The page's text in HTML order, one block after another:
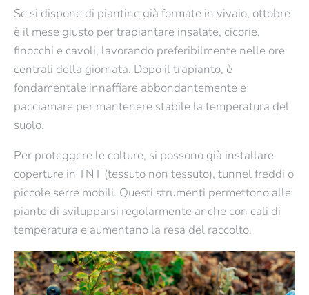
Se si dispone di piantine già formate in vivaio, ottobre
è il mese giusto pertrapiantare insalate, cicorie,
finocchi e cavoli, lavorando preferibilmente nelle ore
centrali della giornata. Dopo il trapianto, è
fondamentale innaffiare abbondantemente e
pacciamare per mantenere stabile la temperatura del
suolo.
Per proteggere le colture, si possono già installare
coperture in TNT (tessuto non tessuto), tunnel freddi o
piccole serre mobili. Questi strumenti permettono alle
piante di svilupparsi regolarmente anche con cali di
temperatura e aumentano la resa del raccolto.